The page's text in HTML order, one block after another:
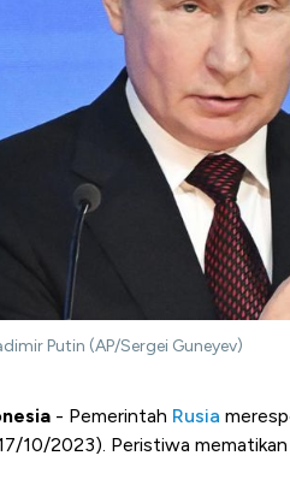
Putin (AP/Sergei Guneyev)
- Pemerintah Rusia
10/2023). Peristiwa